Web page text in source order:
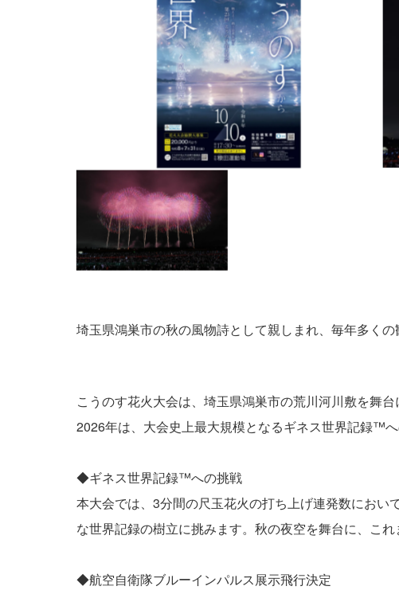
埼玉県鴻巣市の秋の風物詩として親しまれ、毎年多くの
こうのす花火大会は、埼玉県鴻巣市の荒川河川敷を舞
2026年は、大会史上最大規模となるギネス世界記録™︎
◆ギネス世界記録™︎への挑戦
本大会では、3分間の尺玉花火の打ち上げ連発数にお
な世界記録の樹立に挑みます。秋の夜空を舞台に、こ
◆航空自衛隊ブルーインパルス展示飛行決定